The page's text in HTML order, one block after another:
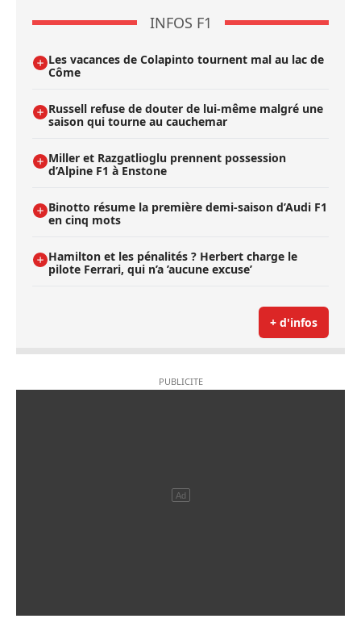
INFOS F1
Les vacances de Colapinto tournent mal au lac de
Côme
Russell refuse de douter de lui-même malgré une
saison qui tourne au cauchemar
Miller et Razgatlioglu prennent possession
d’Alpine F1 à Enstone
Binotto résume la première demi-saison d’Audi F1
en cinq mots
Hamilton et les pénalités ? Herbert charge le
pilote Ferrari, qui n’a ’aucune excuse’
+ d'infos